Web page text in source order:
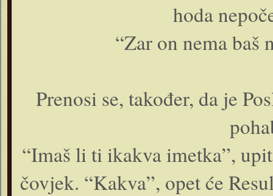
hoda
“Zar on nema baš
Prenosi se, također, da je
“Imaš li ti ikakva imetka”,
čovjek. “Kakva”, opet će